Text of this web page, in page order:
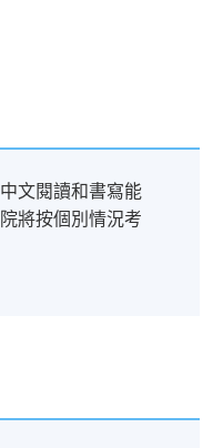
文閱讀和書寫能
將按個別情況考